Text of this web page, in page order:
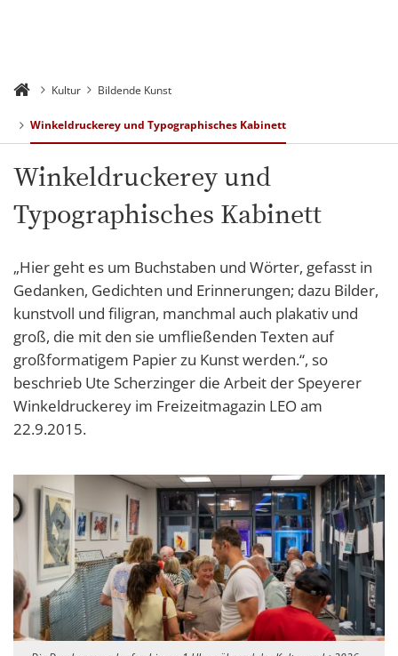
Kultur Bildende Kunst
Winkeldruckerey und Typographisches Kabinett
Winkeldruckerey und
Typographisches Kabinett
„Hier geht es um Buchstaben und Wörter, gefasst in
Gedanken, Gedichten und Erinnerungen; dazu Bilder,
kunstvoll und filigran, manchmal auch plakativ und
groß, die mit den sie umfließenden Texten auf
großformatigem Papier zu Kunst werden.“, so
beschrieb Ute Scherzinger die Arbeit der Speyerer
Winkeldruckerey im Freizeitmagazin LEO am
22.9.2015.